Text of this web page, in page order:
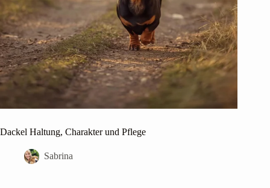
Dackel Haltung, Charakter und Pflege
Sabrina